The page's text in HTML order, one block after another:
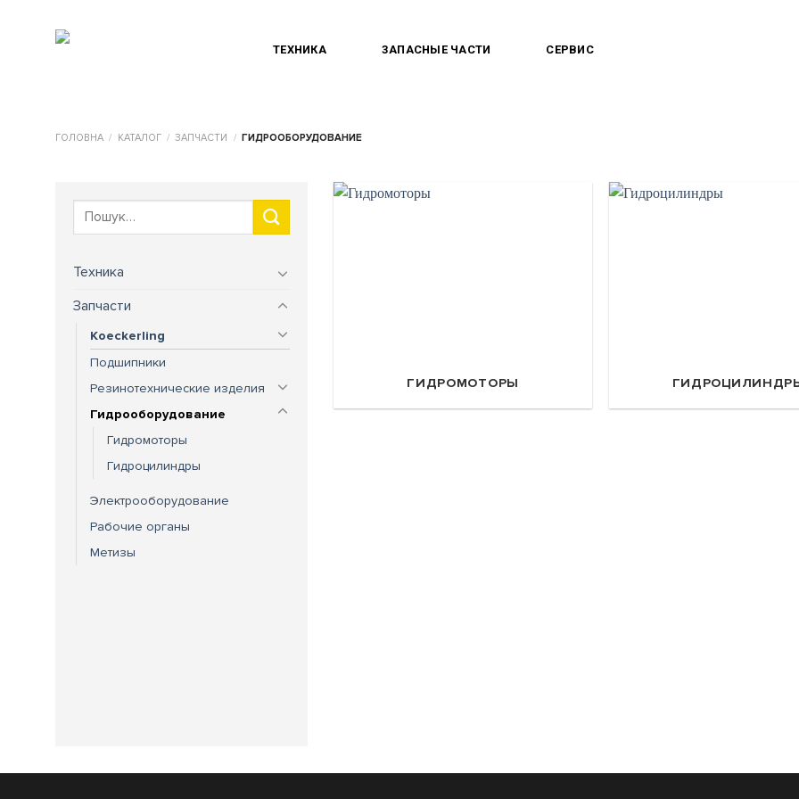
ТЕХНИКА ЗАПАСНЫЕ ЧАСТИ СЕРВИС
ГОЛОВНА / КАТАЛОГ / ЗАПЧАСТИ / ГИДРООБОРУДОВАНИЕ
Шукати:
Техника
Запчасти
Koeckerling
Подшипники
Резинотехнические изделия
Гидрооборудование
Гидромоторы
Гидроцилиндры
Электрооборудование
Рабочие органы
Метизы
ГИДРОМОТОРЫ